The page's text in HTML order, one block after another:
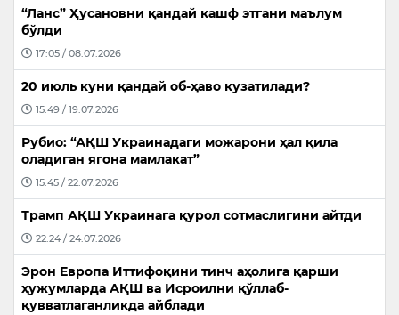
“Ланс” Ҳусановни қандай кашф этгани маълум
бўлди
17:05 / 08.07.2026
20 июль куни қандай об-ҳаво кузатилади?
15:49 / 19.07.2026
Рубио: “АҚШ Украинадаги можарони ҳал қила
оладиган ягона мамлакат”
15:45 / 22.07.2026
Трамп АҚШ Украинага қурол сотмаслигини айтди
22:24 / 24.07.2026
Эрон Европа Иттифоқини тинч аҳолига қарши
ҳужумларда АҚШ ва Исроилни қўллаб-
қувватлаганликда айблади